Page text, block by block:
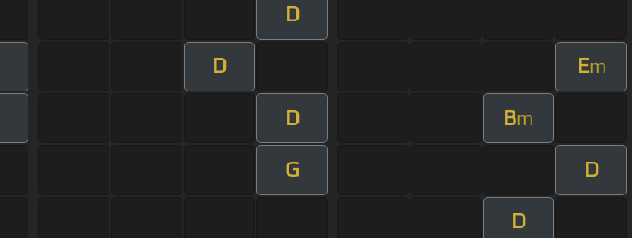
D
D Em
D Bm
G D
D